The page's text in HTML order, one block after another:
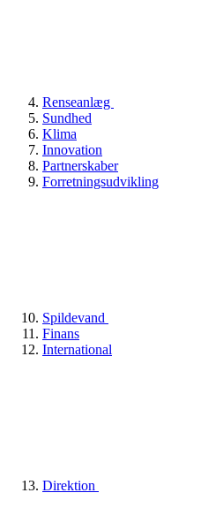
Renseanlæg
Sundhed
Klima
Innovation
Partnerskaber
Forretningsudvikling
Spildevand
Finans
International
Direktion